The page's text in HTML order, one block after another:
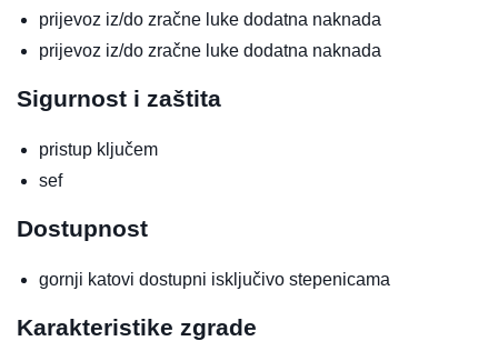
prijevoz iz/do zračne luke dodatna naknada
prijevoz iz/do zračne luke dodatna naknada
Sigurnost i zaštita
pristup ključem
sef
Dostupnost
gornji katovi dostupni isključivo stepenicama
Karakteristike zgrade